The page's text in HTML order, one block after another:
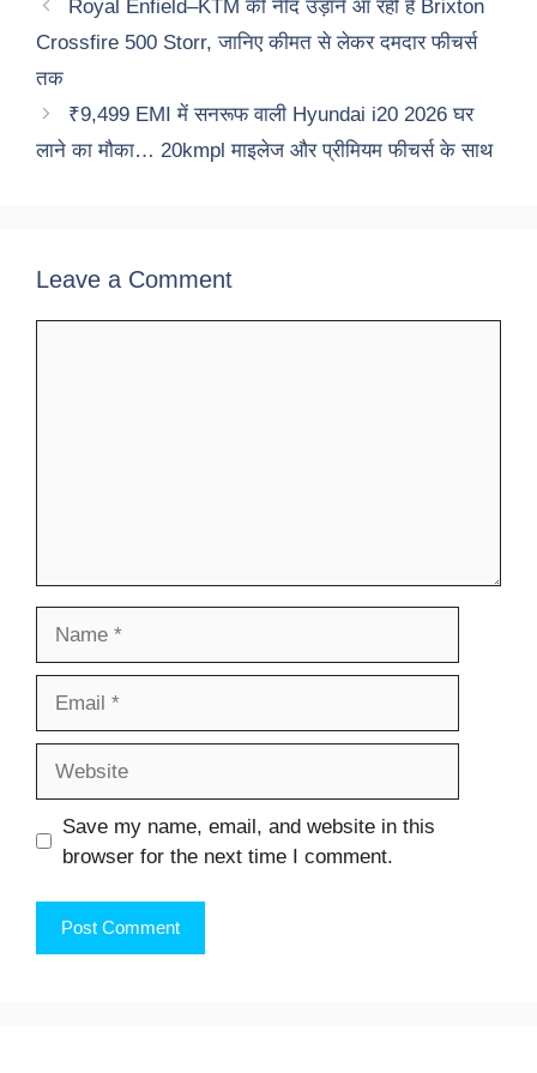
Royal Enfield–KTM की नींद उड़ाने आ रही है Brixton
Crossfire 500 Storr, जानिए कीमत से लेकर दमदार फीचर्स
तक
₹9,499 EMI में सनरूफ वाली Hyundai i20 2026 घर
लाने का मौका… 20kmpl माइलेज और प्रीमियम फीचर्स के साथ
Leave a Comment
Save my name, email, and website in this
browser for the next time I comment.